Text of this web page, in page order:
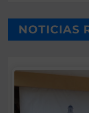
NOTICIAS